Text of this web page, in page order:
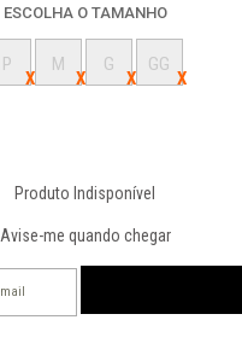
ESCOLHA O TAMANHO
P M G GG
Produto Indisponível
Avise-me quando chegar